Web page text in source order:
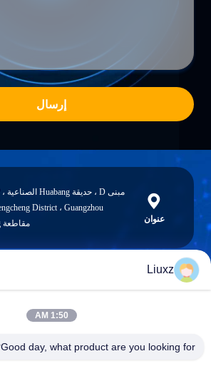
إرسال
عنوان
مقاطعة Guangdong ، الصين
Liuxz
1:50 AM
Good day, what product are you looking for?